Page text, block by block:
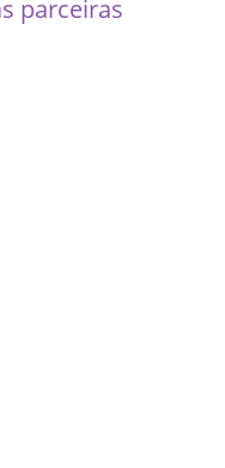
parceiras